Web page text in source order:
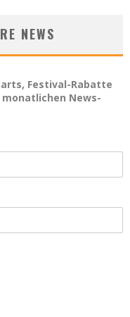
NEWS
Festival-Rabatte
News-